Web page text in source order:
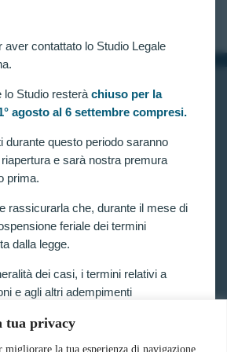
tua privacy
la tua esperienza di navigazione,
aver contattato lo Studio Legale
lo Studio resterà chiuso per la
agosto al 6 settembre compresi.
durante questo periodo saranno
e sarà nostra premura
prima.
rassicurarla che, durante il mese di
feriale dei termini
dalla legge.
dei casi, i termini relativi a
e agli altri adempimenti